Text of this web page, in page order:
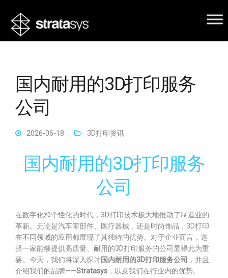
国内耐用的3D打印服务
公司
2026-06-18 3D打印资讯
国内耐用的3D打印服务
公司
在数字化和个性化的时代，3D打印技术极大地推动了制造业的
革新。无论是汽车零部件、医疗器械，还是时尚饰品，3D打印
在不同领域的应用都展现了其独特的优势。对于企业而言，选
择一家能够提供高质量、耐用的3D打印服务的公司显得尤为重
要。今天，我们将深入探讨国内耐用的3D打印服务公司 ，并且
介绍我们的品牌——Stratasys ，以及我们在行业内的优势。